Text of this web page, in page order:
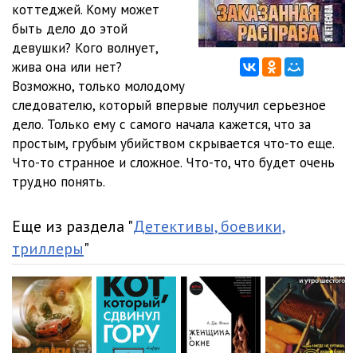
12 Расправа 5-1 30:39
13 Расправа 5-2
14 Расправа 5-3
15 Расправа 5-4 06:01
16 Расправа 6-1 29:35
17 Расправа 6-2
19 Расправа 6-4
20 Расправа 7-1 29:38
21 Расправа 7-2 30:03
22 Расправа 7-3 13:18
коттеджей. Кому может
быть дело до этой
девушки? Кого волнует,
жива она или нет?
Возможно, только молодому
следователю, который впервые получил серьезное
дело. Только ему с самого начала кажется, что за
простым, грубым убийством скрывается что-то еще.
Что-то странное и сложное. Что-то, что будет очень
трудно понять.
Еще из раздела "Детективы, боевики,
триллеры"